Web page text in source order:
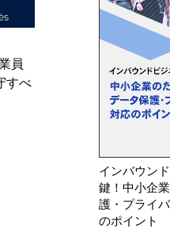
【更新】欧州委 AI法透
のガイドライン案を公開
インバウン
鍵！中小企
護・プライ
のポイント